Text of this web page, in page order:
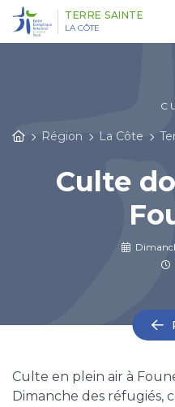
TERRE SAINTE
LA CÔTE
Région La Côte
Culte
Culte en plein air à
Dimanche des réfugiés,
Panneau de gestion des